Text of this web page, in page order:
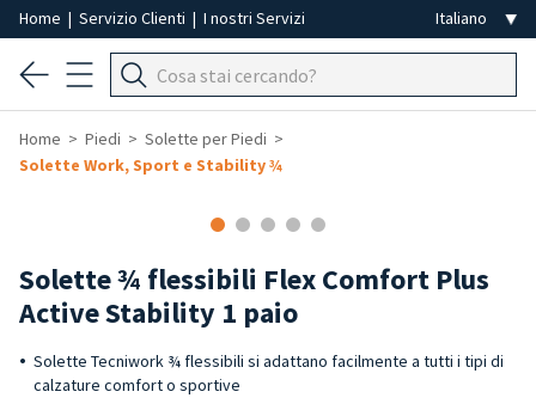
Home | Servizio Clienti | I nostri Servizi
Home Piedi
Solette per Piedi
Solette Work, Sport e Stability ¾
Solette ¾ flessibili Flex Comfort Plus
Active Stability 1 paio
Solette Tecniwork ¾ flessibili si adattano facilmente a tutti i tipi di
calzature comfort o sportive